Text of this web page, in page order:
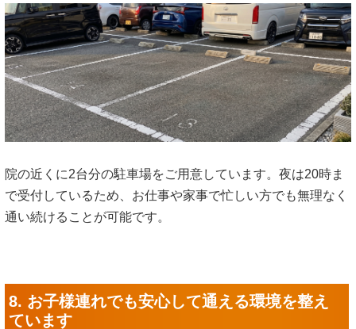
院の近くに2台分の駐車場をご用意しています。夜は20時ま
で受付しているため、お仕事や家事で忙しい方でも無理なく
通い続けることが可能です。
8. お子様連れでも安心して通える環境を整え
ています